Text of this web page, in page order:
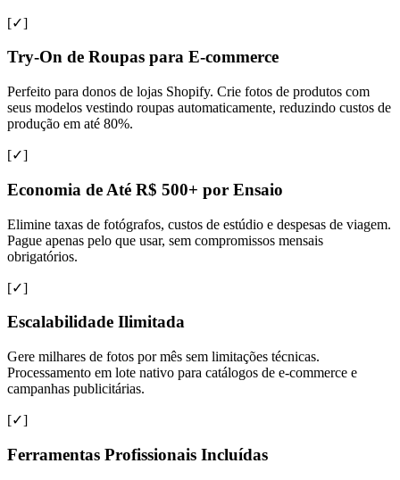
[✓]
Try-On de Roupas para E-commerce
Perfeito para donos de lojas Shopify. Crie fotos de produtos com
seus modelos vestindo roupas automaticamente, reduzindo custos de
produção em até 80%.
[✓]
Economia de Até R$ 500+ por Ensaio
Elimine taxas de fotógrafos, custos de estúdio e despesas de viagem.
Pague apenas pelo que usar, sem compromissos mensais
obrigatórios.
[✓]
Escalabilidade Ilimitada
Gere milhares de fotos por mês sem limitações técnicas.
Processamento em lote nativo para catálogos de e-commerce e
campanhas publicitárias.
[✓]
Ferramentas Profissionais Incluídas